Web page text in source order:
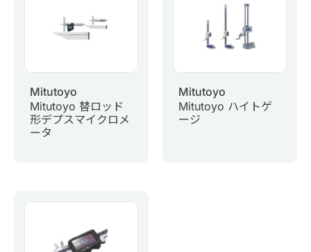
Mitutoyo
Mitutoyo 替ロッド
形デプスマイクロメ
ータ
Mitutoyo
Mitutoyo ハイトゲ
ージ